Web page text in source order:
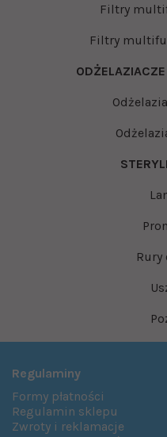
Filtry
Filtry
Rury
Regulaminy
Formy płatności
Regulamin sklepu
Zwroty i reklamacje